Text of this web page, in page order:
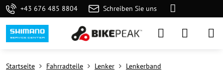
+43 676 485 8804 Schreiben Sie uns
Startseite Fahrradteile Lenker Lenkerband